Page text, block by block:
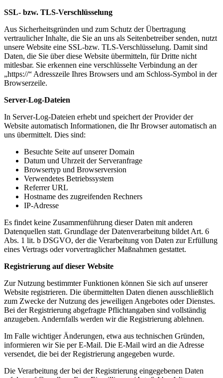
SSL- bzw. TLS-Verschlüsselung
Aus Sicherheitsgründen und zum Schutz der Übertragung
vertraulicher Inhalte, die Sie an uns als Seitenbetreiber senden, nutzt
unsere Website eine SSL-bzw. TLS-Verschlüsselung. Damit sind
Daten, die Sie über diese Website übermitteln, für Dritte nicht
mitlesbar. Sie erkennen eine verschlüsselte Verbindung an der
„https://“ Adresszeile Ihres Browsers und am Schloss-Symbol in der
Browserzeile.
Server-Log-Dateien
In Server-Log-Dateien erhebt und speichert der Provider der
Website automatisch Informationen, die Ihr Browser automatisch an
uns übermittelt. Dies sind:
Besuchte Seite auf unserer Domain
Datum und Uhrzeit der Serveranfrage
Browsertyp und Browserversion
Verwendetes Betriebssystem
Referrer URL
Hostname des zugreifenden Rechners
IP-Adresse
Es findet keine Zusammenführung dieser Daten mit anderen
Datenquellen statt. Grundlage der Datenverarbeitung bildet Art. 6
Abs. 1 lit. b DSGVO, der die Verarbeitung von Daten zur Erfüllung
eines Vertrags oder vorvertraglicher Maßnahmen gestattet.
Registrierung auf dieser Website
Zur Nutzung bestimmter Funktionen können Sie sich auf unserer
Website registrieren. Die übermittelten Daten dienen ausschließlich
zum Zwecke der Nutzung des jeweiligen Angebotes oder Dienstes.
Bei der Registrierung abgefragte Pflichtangaben sind vollständig
anzugeben. Andernfalls werden wir die Registrierung ablehnen.
Im Falle wichtiger Änderungen, etwa aus technischen Gründen,
informieren wir Sie per E-Mail. Die E-Mail wird an die Adresse
versendet, die bei der Registrierung angegeben wurde.
Die Verarbeitung der bei der Registrierung eingegebenen Daten